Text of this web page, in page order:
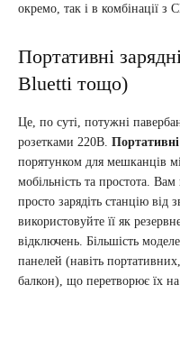
окремо, так і в комбінації з
Портативні
Bluetti тощо)
Це, по суті, потужні
розетками 220В. Портативні
порятунком для мешканців
мобільність та простота.
просто зарядіть станцію від
використовуйте її як
відключень. Більшість
панелей (навіть
балкон), що перетворює їх